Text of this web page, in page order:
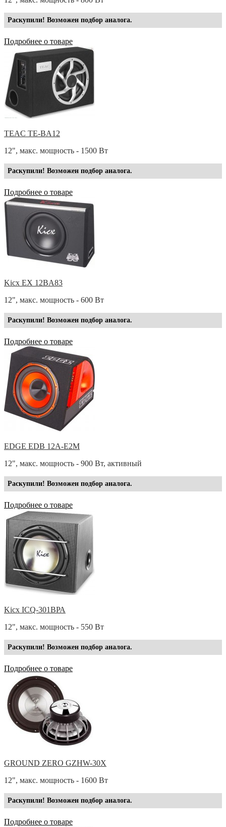
Раскупили! Возможен подбор аналога.
Подробнее о товаре
TEAC TE-BA12
12", макс. мощность - 1500 Вт
Раскупили! Возможен подбор аналога.
Подробнее о товаре
Kicx EX 12BA83
12", макс. мощность - 600 Вт
Раскупили! Возможен подбор аналога.
Подробнее о товаре
EDGE EDB 12A-E2M
12", макс. мощность - 900 Вт, активный
Раскупили! Возможен подбор аналога.
Подробнее о товаре
Kicx ICQ-301ВРА
12", макс. мощность - 550 Вт
Раскупили! Возможен подбор аналога.
Подробнее о товаре
GROUND ZERO GZHW-30X
12", макс. мощность - 1600 Вт
Раскупили! Возможен подбор аналога.
Подробнее о товаре